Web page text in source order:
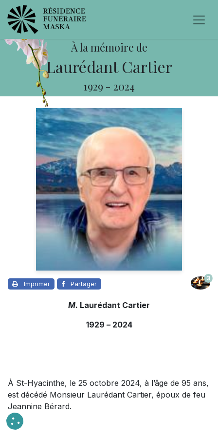
À la mémoire de
Laurédant Cartier
1929 - 2024
Imprimer Partager
3
M. Laurédant Cartier
1929 – 2024
À St-Hyacinthe, le 25 octobre 2024, à l’âge de 95 ans,
est décédé Monsieur Laurédant Cartier, époux de feu
Jeannine Bérard.